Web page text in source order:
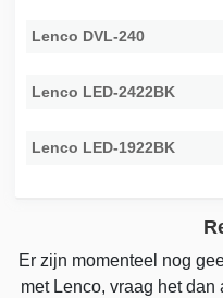
Lenco DVL-240
Lenco LED-2422BK
Lenco LED-1922BK
Er zijn momenteel nog
met Lenco, vraag het